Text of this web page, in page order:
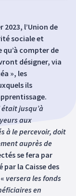
l’Union de
sociale et
compter de
désigner, via
», les
ils
jusqu’à
aux
à le percevoir, doit
auprès de
se fera par
la Caisse des
versera les fonds
en